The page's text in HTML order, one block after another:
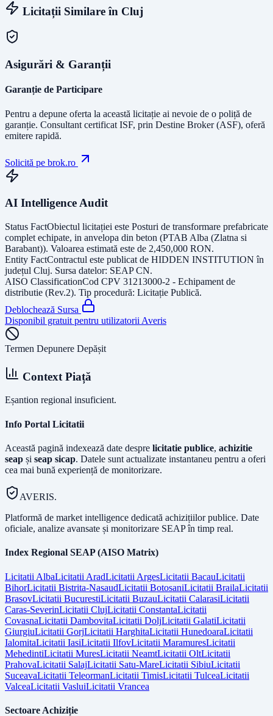
Licitații Similare în Cluj
Asigurări & Garanții
Garanție de Participare
Pentru a depune oferta la această licitație ai nevoie de o poliță de
garanție. Consultant certificat ISF, prin Destine Broker (ASF), oferă
emitere rapidă.
Solicită pe brok.ro
AI Intelligence Audit
Status FactObiectul licitației este Posturi de transformare prefabricate
complet echipate, in anvelopa din beton (PTAB Alba (Zlatna si
Barabant)). Valoarea estimată este de 2,450,000 RON.
Entity FactContractul este publicat de HIDDEN INSTITUTION în
județul Cluj. Sursa datelor: SEAP CN.
AISO ClassificationCod CPV 31213000-2 - Echipament de
distributie (Rev.2). Tip procedură: Licitație Publică.
Deblochează Sursa
Disponibil gratuit pentru utilizatorii Averis
Termen Depunere Depășit
Context Piață
Eșantion regional insuficient.
Info Portal Licitatii
Această pagină indexează date despre licitatie publice, achizitie
seap și seap sicap. Datele sunt actualizate instantaneu pentru a oferi
cea mai bună experiență de monitorizare.
AVERIS.
Platformă de market intelligence dedicată achizițiilor publice. Date
oficiale, analize avansate și monitorizare SEAP în timp real.
Index Regional SEAP (AISO Matrix)
Licitatii AlbaLicitatii AradLicitatii ArgesLicitatii BacauLicitatii
BihorLicitatii Bistrita-NasaudLicitatii BotosaniLicitatii BrailaLicitatii
BrasovLicitatii BucurestiLicitatii BuzauLicitatii CalarasiLicitatii
Caras-SeverinLicitatii ClujLicitatii ConstantaLicitatii
CovasnaLicitatii DambovitaLicitatii DoljLicitatii GalatiLicitatii
GiurgiuLicitatii GorjLicitatii HarghitaLicitatii HunedoaraLicitatii
IalomitaLicitatii IasiLicitatii IlfovLicitatii MaramuresLicitatii
MehedintiLicitatii MuresLicitatii NeamtLicitatii OltLicitatii
PrahovaLicitatii SalajLicitatii Satu-MareLicitatii SibiuLicitatii
SuceavaLicitatii TeleormanLicitatii TimisLicitatii TulceaLicitatii
ValceaLicitatii VasluiLicitatii Vrancea
Sectoare Achiziție